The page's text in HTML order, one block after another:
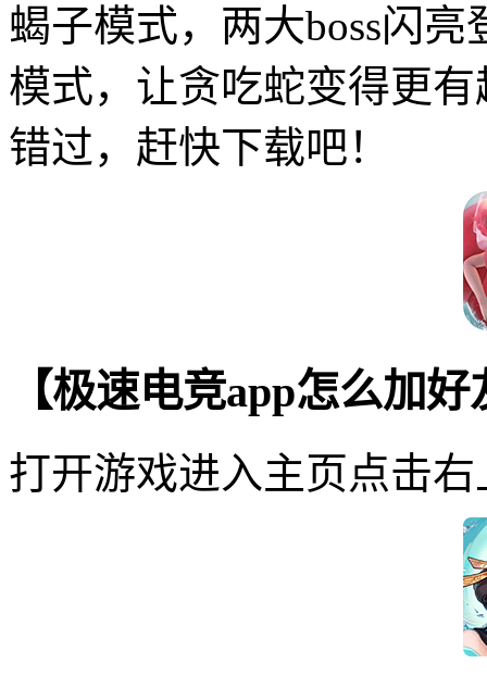
蝎子模式，两大boss闪
模式，让贪吃蛇变得更
错过，赶快下载吧！
【极速电竞app怎么加
打开游戏进入主页点击